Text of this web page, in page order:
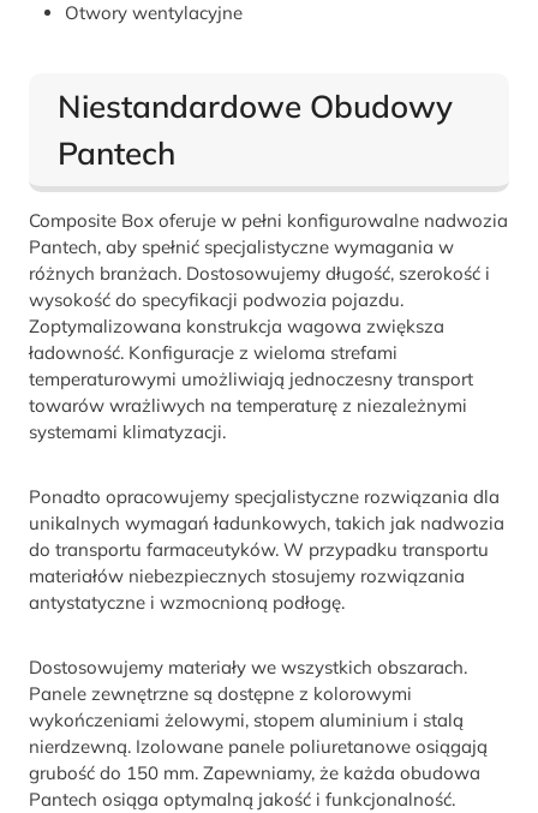
Otwory wentylacyjne
Niestandardowe Obudowy
Pantech
Composite Box oferuje w pełni konfigurowalne nadwozia
Pantech, aby spełnić specjalistyczne wymagania w
różnych branżach. Dostosowujemy długość, szerokość i
wysokość do specyfikacji podwozia pojazdu.
Zoptymalizowana konstrukcja wagowa zwiększa
ładowność. Konfiguracje z wieloma strefami
temperaturowymi umożliwiają jednoczesny transport
towarów wrażliwych na temperaturę z niezależnymi
systemami klimatyzacji.
Ponadto opracowujemy specjalistyczne rozwiązania dla
unikalnych wymagań ładunkowych, takich jak nadwozia
do transportu farmaceutyków. W przypadku transportu
materiałów niebezpiecznych stosujemy rozwiązania
antystatyczne i wzmocnioną podłogę.
Dostosowujemy materiały we wszystkich obszarach.
Panele zewnętrzne są dostępne z kolorowymi
wykończeniami żelowymi, stopem aluminium i stalą
nierdzewną. Izolowane panele poliuretanowe osiągają
grubość do 150 mm. Zapewniamy, że każda obudowa
Pantech osiąga optymalną jakość i funkcjonalność.